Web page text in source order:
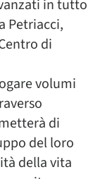
in tutto
Petriacci,
di
volumi
di
del loro
della vita